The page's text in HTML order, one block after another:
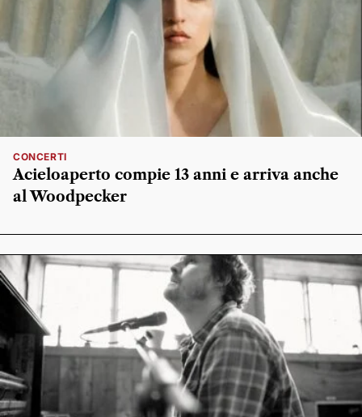
CONCERTI
Acieloaperto compie 13 anni e arriva anche
al Woodpecker